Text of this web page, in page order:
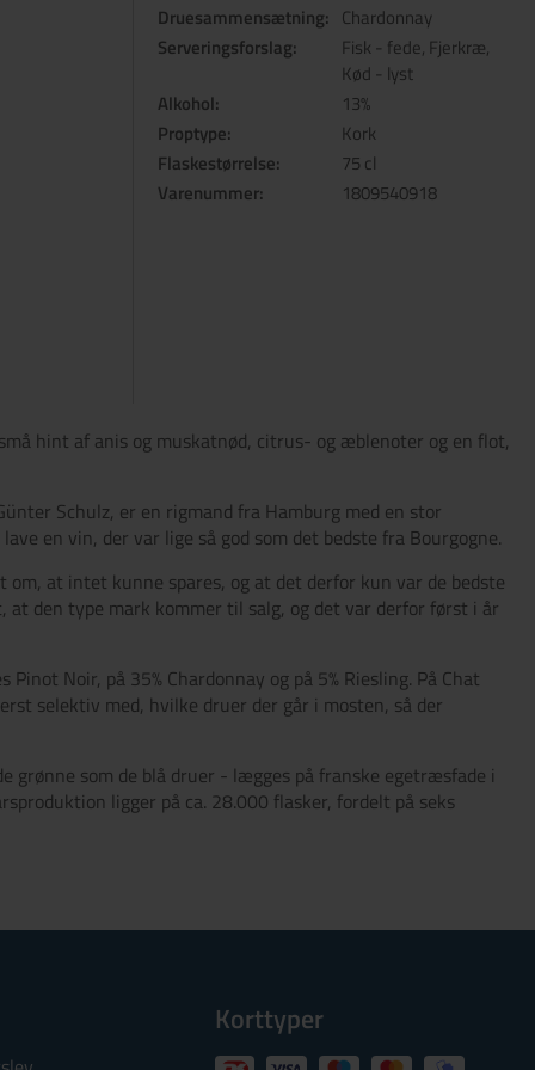
Druesammensætning: Chardonnay
Serveringsforslag:
Fisk - fede, Fjerkræ,
Kød - lyst
Alkohol:
13%
Proptype:
Kork
Flaskestørrelse:
75 cl
Varenummer:
1809540918
hint af anis og muskatnød, citrus- og æblenoter og en flot,
Schulz, er en rigmand fra Hamburg med en stor
en vin, der var lige så god som det bedste fra Bourgogne.
at intet kunne spares, og at det derfor kun var de bedste
den type mark kommer til salg, og det var derfor først i år
Noir, på 35% Chardonnay og på 5% Riesling. På Chat
selektiv med, hvilke druer der går i mosten, så der
som de blå druer - lægges på franske egetræsfade i
ligger på ca. 28.000 flasker, fordelt på seks
Korttyper